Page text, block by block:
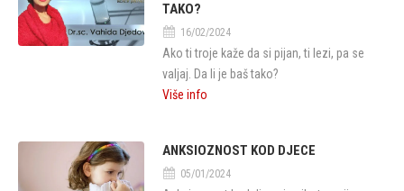
TAKO?
16/02/2024
Ako ti troje kaže da si pijan, ti lezi, pa se
valjaj. Da li je baš tako?
Više info
ANKSIOZNOST KOD DJECE
05/01/2024